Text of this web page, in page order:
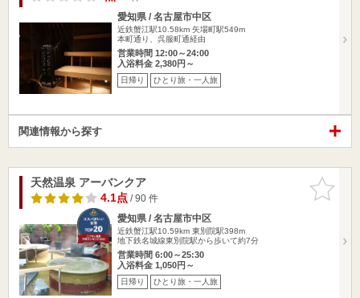
愛知県 / 名古屋市中区
近鉄蟹江駅10.58km 矢場町駅549m
本町通り、呉服町通経由
営業時間 12:00～24:00
入浴料金 2,380円～
日帰り ひとり旅・一人旅
関連情報から探す
お気に入
りに追加
天然温泉 アーバンクア
4.1点/ 90 件
愛知県 / 名古屋市中区
近鉄蟹江駅10.59km 東別院駅398m
地下鉄名城線東別院駅から歩いて約7分
営業時間 6:00～25:30
入浴料金 1,050円～
日帰り ひとり旅・一人旅